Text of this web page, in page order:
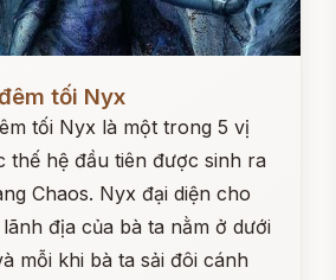
tối Nyx
tối Nyx là một trong 5 vị
thế hệ đầu tiên được sinh ra
Chaos. Nyx đại diện cho
địa của bà ta nằm ở dưới
mỗi khi bà ta sải đôi cánh